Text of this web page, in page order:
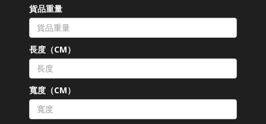
貨品重量
長度（CM）
寬度（CM）